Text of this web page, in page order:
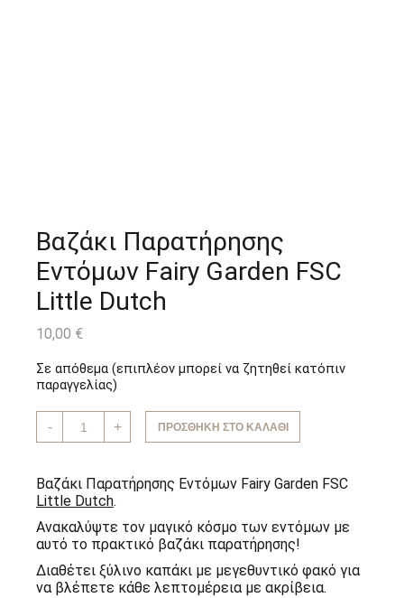
Βαζάκι Παρατήρησης
Εντόμων Fairy Garden FSC
Little Dutch
10,00 €
Σε απόθεμα (επιπλέον μπορεί να ζητηθεί κατόπιν
παραγγελίας)
-
Βαζάκι
Παρατήρησης
Εντόμων
Garden
FSC
Little
Dutch
ποσότητα
+ ΠΡΟΣΘΉΚΗ ΣΤΟ ΚΑΛΆΘΙ
Βαζάκι Παρατήρησης Εντόμων Fairy Garden FSC
Little Dutch.
Ανακαλύψτε τον μαγικό κόσμο των εντόμων με
αυτό το πρακτικό βαζάκι παρατήρησης!
Διαθέτει ξύλινο καπάκι με μεγεθυντικό φακό για
να βλέπετε κάθε λεπτομέρεια με ακρίβεια.